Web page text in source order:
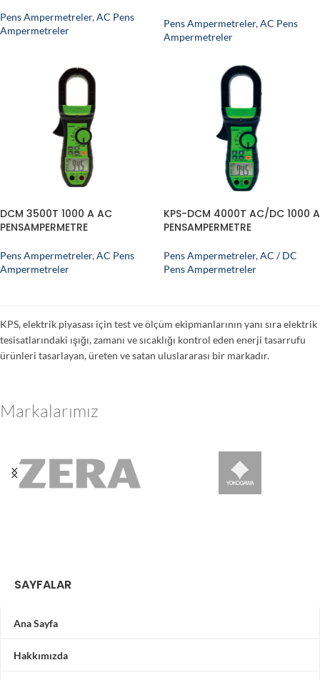
Pens Ampermetreler,AC Pens
Ampermetreler
Pens Ampermetreler,AC Pens
Ampermetreler
DCM 3500T 1000 A AC
PENSAMPERMETRE
Pens Ampermetreler,AC Pens
Ampermetreler
KPS-DCM 4000T AC/DC 1000 A
PENSAMPERMETRE
Pens Ampermetreler,AC / DC
Pens Ampermetreler
KPS, elektrik piyasası için test ve ölçüm ekipmanlarının yanı sıra elektrik
tesisatlarındaki ışığı, zamanı ve sıcaklığı kontrol eden enerji tasarrufu
ürünleri tasarlayan, üreten ve satan uluslararası bir markadır.
Markalarımız
SAYFALAR
Ana Sayfa
Hakkımızda